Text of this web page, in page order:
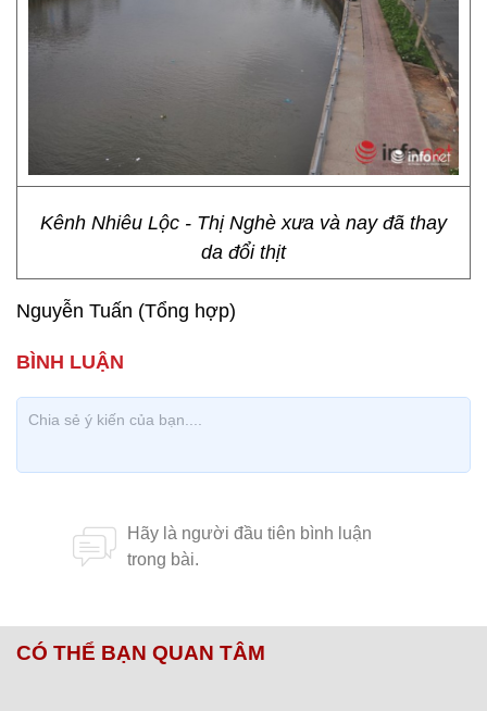
Kênh Nhiêu Lộc - Thị Nghè xưa và nay đã thay
da đổi thịt
Nguyễn Tuấn (Tổng hợp)
CÓ THỂ BẠN QUAN TÂM